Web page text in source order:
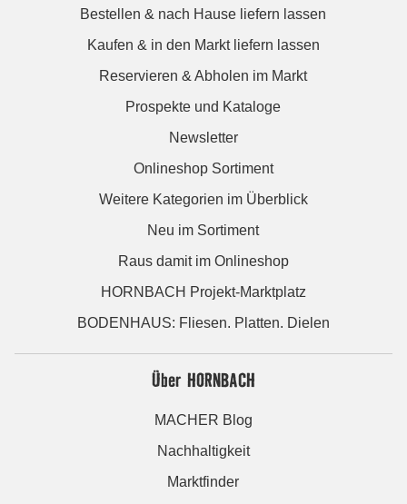
Bestellen & nach Hause liefern lassen
Kaufen & in den Markt liefern lassen
Reservieren & Abholen im Markt
Prospekte und Kataloge
Newsletter
Onlineshop Sortiment
Weitere Kategorien im Überblick
Neu im Sortiment
Raus damit im Onlineshop
HORNBACH Projekt-Marktplatz
BODENHAUS: Fliesen. Platten. Dielen
Über HORNBACH
MACHER Blog
Nachhaltigkeit
Marktfinder